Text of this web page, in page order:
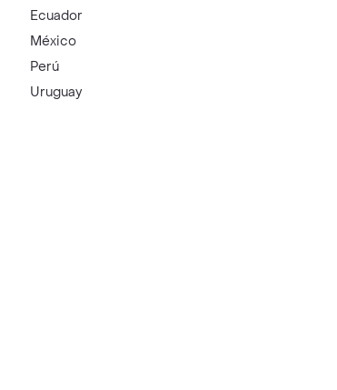
Ecuador
México
Perú
Uruguay